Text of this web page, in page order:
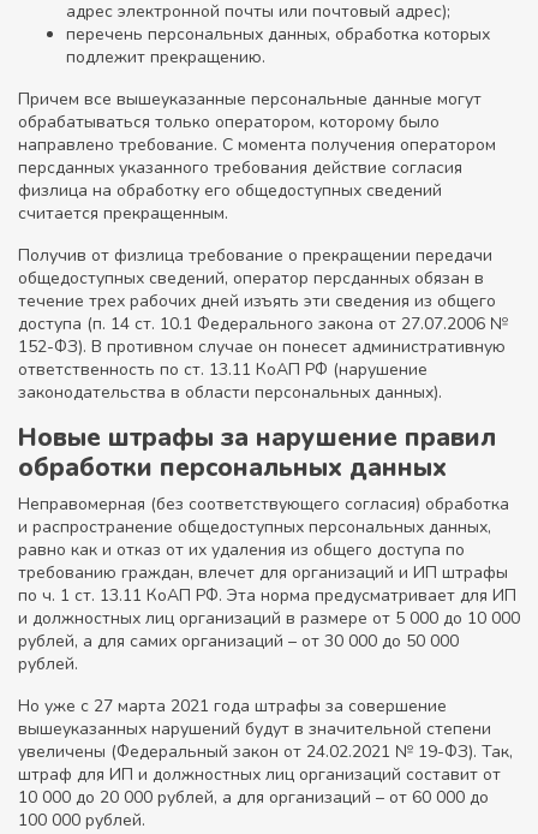
адрес электронной почты или почтовый адрес);
перечень персональных данных, обработка которых
подлежит прекращению.
Причем все вышеуказанные персональные данные могут
обрабатываться только оператором, которому было
направлено требование. С момента получения оператором
персданных указанного требования действие согласия
физлица на обработку его общедоступных сведений
считается прекращенным.
Получив от физлица требование о прекращении передачи
общедоступных сведений, оператор персданных обязан в
течение трех рабочих дней изъять эти сведения из общего
доступа (п. 14 ст. 10.1 Федерального закона от 27.07.2006 №
152-ФЗ). В противном случае он понесет административную
ответственность по ст. 13.11 КоАП РФ (нарушение
законодательства в области персональных данных).
Новые штрафы за нарушение правил
обработки персональных данных
Неправомерная (без соответствующего согласия) обработка
и распространение общедоступных персональных данных,
равно как и отказ от их удаления из общего доступа по
требованию граждан, влечет для организаций и ИП штрафы
по ч. 1 ст. 13.11 КоАП РФ. Эта норма предусматривает для ИП
и должностных лиц организаций в размере от 5 000 до 10 000
рублей, а для самих организаций – от 30 000 до 50 000
рублей.
Но уже с 27 марта 2021 года штрафы за совершение
вышеуказанных нарушений будут в значительной степени
увеличены (Федеральный закон от 24.02.2021 № 19-ФЗ). Так,
штраф для ИП и должностных лиц организаций составит от
10 000 до 20 000 рублей, а для организаций – от 60 000 до
100 000 рублей.